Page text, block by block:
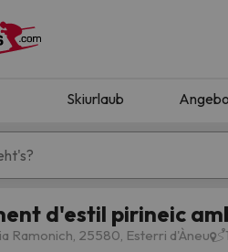
Skiurlaub
Berghotels
d'estil pirineic
Ramonich, 25580, Esterri d'Àneu